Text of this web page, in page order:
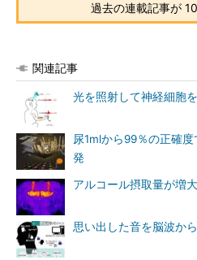
過去の連載記事が
関連記事
光を照射して神経細胞
尿1mlから99％の正確
発
アルコール摂取量が増
思い出した音を脳波か